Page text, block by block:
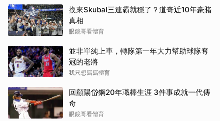
換來Skubal三連霸就穩了？道奇近10年豪賭
真相
眼鏡哥看體育
並非單純上車，轉隊第一年大力幫助球隊奪
冠的老將
我只想寫寫體育
回顧陽岱鋼20年職棒生涯 3件事成就一代傳
奇
眼鏡哥看體育